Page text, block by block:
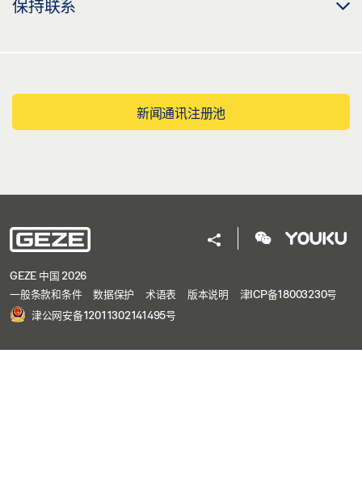
保持联系
新闻通讯注册池
GEZE 中国 2026
一般条款和条件
数据保护 术语表 版本说明
津ICP备18003230号
津公网安备12011302141495号